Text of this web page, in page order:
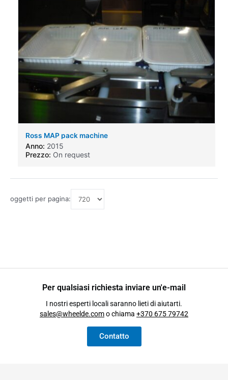
Ross MAP pack machine
Anno: 2015
Prezzo: On request
oggetti per pagina:
Per qualsiasi richiesta inviare un'e-mail
I nostri esperti locali saranno lieti di aiutarti.
sales@wheelde.como chiama +370 675 79742
Contatto